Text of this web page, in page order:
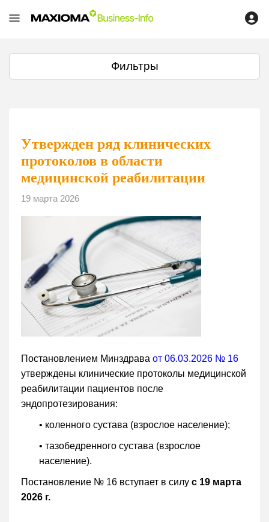
Фильтры
Утвержден ряд клинических
протоколов в области
медицинской реабилитации
19 марта 2026
Постановлением Минздрава от 06.03.2026 № 16
утверждены клинические протоколы медицинской
реабилитации пациентов после
эндопротезирования:
• коленного сустава (взрослое население);
• тазобедренного сустава (взрослое
население).
Постановление № 16 вступает в силу с 19 марта
2026 г.